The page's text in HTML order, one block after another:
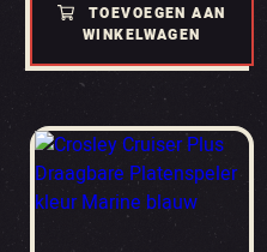
TOEVOEGEN AAN
WINKELWAGEN